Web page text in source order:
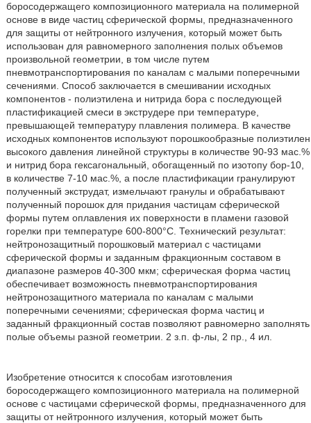
боросодержащего композиционного материала на полимерной
основе в виде частиц сферической формы, предназначенного
для защиты от нейтронного излучения, который может быть
использован для равномерного заполнения полых объемов
произвольной геометрии, в том числе путем
пневмотранспортирования по каналам с малыми поперечными
сечениями. Способ заключается в смешивании исходных
компонентов - полиэтилена и нитрида бора с последующей
пластификацией смеси в экструдере при температуре,
превышающей температуру плавления полимера. В качестве
исходных компонентов используют порошкообразные полиэтилен
высокого давления линейной структуры в количестве 90-93 мас.%
и нитрид бора гексагональный, обогащенный по изотопу бор-10,
в количестве 7-10 мас.%, а после пластификации гранулируют
полученный экструдат, измельчают гранулы и обрабатывают
полученный порошок для придания частицам сферической
формы путем оплавления их поверхности в пламени газовой
горелки при температуре 600-800°С. Технический результат:
нейтронозащитный порошковый материал с частицами
сферической формы и заданным фракционным составом в
диапазоне размеров 40-300 мкм; сферическая форма частиц
обеспечивает возможность пневмотранспортирования
нейтронозащитного материала по каналам с малыми
поперечными сечениями; сферическая форма частиц и
заданный фракционный состав позволяют равномерно заполнять
полые объемы разной геометрии. 2 з.п. ф-лы, 2 пр., 4 ил.
Изобретение относится к способам изготовления
боросодержащего композиционного материала на полимерной
основе с частицами сферической формы, предназначенного для
защиты от нейтронного излучения, который может быть